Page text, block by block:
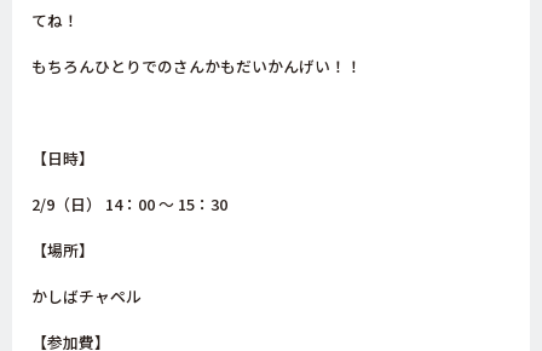
てね！
もちろんひとりでのさんかもだいかんげい！！
【日時】
2/9（日） 14：00 〜 15：30
【場所】
かしばチャペル
【参加費】